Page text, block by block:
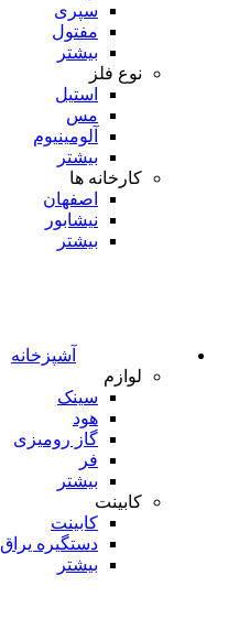
سپری
مفتول
بیشتر
نوع فلز
استیل
مس
آلومینیوم
بیشتر
کارخانه ها
اصفهان
نیشابور
بیشتر
آشپزخانه
لوازم
سینک
هود
گاز رومیزی
فر
بیشتر
کابینت
کابینت
دستگیره یراق
بیشتر